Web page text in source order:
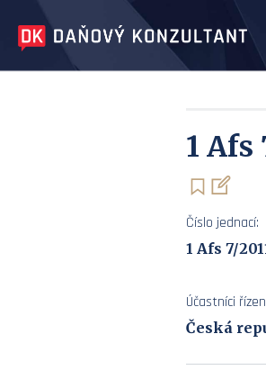
1 Afs
Číslo jednací:
1 Afs 7/
Účastníci
Česká